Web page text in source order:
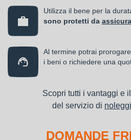
Utilizza il bene per la
sono protetti da
Al termine potrai
i beni o richiedere una
Scopri tutti i vantaggi e
del servizio di
DOMANDE